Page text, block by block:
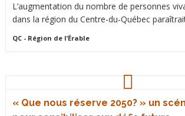
L’augmentation du nombre de personnes
dans la région du Centre-du-Québec
QC- Région de l’Érable
« Que nous réserve 2050? » un